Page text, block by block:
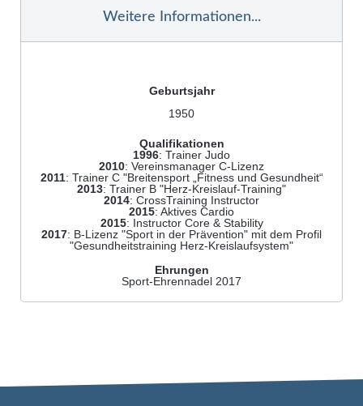
Weitere Informationen...
Geburtsjahr
1950
Qualifikationen
1996: Trainer Judo
2010: Vereinsmanager C-Lizenz
2011: Trainer C "Breitensport „Fitness und Gesundheit“
2013: Trainer B "Herz-Kreislauf-Training"
2014: CrossTraining Instructor
2015: Aktives Cardio
2015: Instructor Core & Stability
2017: B-Lizenz "Sport in der Prävention" mit dem Profil
"Gesundheitstraining Herz-Kreislaufsystem"
Ehrungen
Sport-Ehrennadel 2017